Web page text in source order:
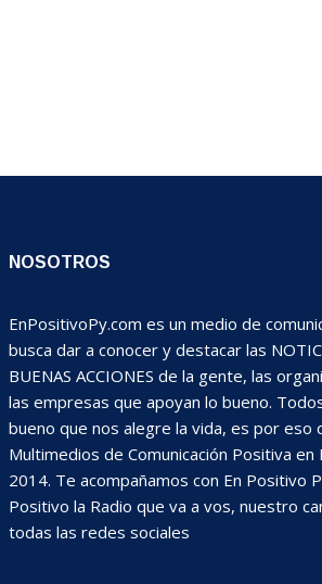
NOSOTROS
EnPositivoPy.com es un medio de
busca dar a conocer y destacar las
BUENAS ACCIONES de la gente, las
las empresas que apoyan lo bueno.
bueno que nos alegre la vida, es por eso
Multimedios de Comunicación Positiva
2014. Te acompañamos con En Positivo
Positivo la Radio que va a vos, nuestro
todas las redes sociales